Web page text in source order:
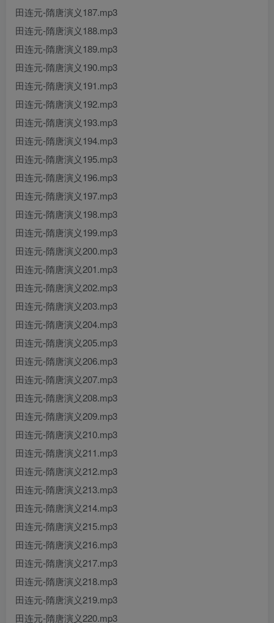
田连元-隋唐演义187.mp3
田连元-隋唐演义188.mp3
田连元-隋唐演义189.mp3
田连元-隋唐演义190.mp3
田连元-隋唐演义191.mp3
田连元-隋唐演义192.mp3
田连元-隋唐演义193.mp3
田连元-隋唐演义194.mp3
田连元-隋唐演义195.mp3
田连元-隋唐演义196.mp3
田连元-隋唐演义197.mp3
田连元-隋唐演义198.mp3
田连元-隋唐演义199.mp3
田连元-隋唐演义200.mp3
田连元-隋唐演义201.mp3
田连元-隋唐演义202.mp3
田连元-隋唐演义203.mp3
田连元-隋唐演义204.mp3
田连元-隋唐演义205.mp3
田连元-隋唐演义206.mp3
田连元-隋唐演义207.mp3
田连元-隋唐演义208.mp3
田连元-隋唐演义209.mp3
田连元-隋唐演义210.mp3
田连元-隋唐演义211.mp3
田连元-隋唐演义212.mp3
田连元-隋唐演义213.mp3
田连元-隋唐演义214.mp3
田连元-隋唐演义215.mp3
田连元-隋唐演义216.mp3
田连元-隋唐演义217.mp3
田连元-隋唐演义218.mp3
田连元-隋唐演义219.mp3
田连元-隋唐演义220.mp3